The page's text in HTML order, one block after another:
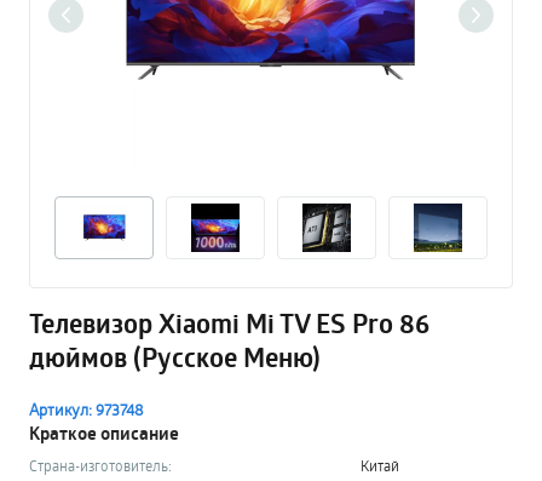
Телевизор Xiaomi Mi TV ES Pro 86
дюймов (Русское Меню)
Артикул: 973748
Краткое описание
Страна-изготовитель:
Китай